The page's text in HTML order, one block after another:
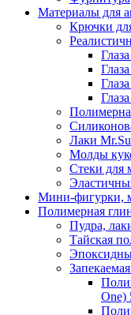
Материалы для
Крючки
Лаки
Молды
Стеки для
Мини-фигурки,
Полимерная
Пудра,
Тайская
One)